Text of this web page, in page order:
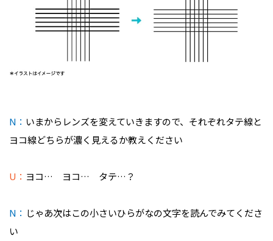
N： いまからレンズを変えていきますので、それぞれタテ線と
ヨコ線どちらが濃く見えるか教えください
U： ヨコ… ヨコ… タテ…？
N： じゃあ次はこの小さいひらがなの文字を読んでみてくださ
い